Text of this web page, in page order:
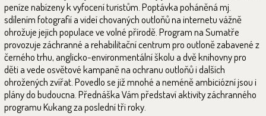
peníze nabízeny k vyfocení turistům. Poptávka poháněná mj.
sdílením fotografií a videí chovaných outloňů na internetu vážně
ohrožuje jejich populace ve volné přírodě. Program na Sumatře
provozuje záchranné a rehabilitační centrum pro outloně zabavené z
černého trhu, anglicko-environmentální školu a dvě knihovny pro
děti a vede osvětové kampaně na ochranu outloňů i dalších
ohrožených zvířat. Povedlo se již mnohé a neméně ambiciózní jsou i
plány do budoucna. Přednáška Vám představí aktivity záchranného
programu Kukang za poslední tři roky.